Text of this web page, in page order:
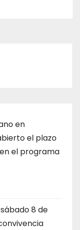
en
el plazo
el programa
8 de